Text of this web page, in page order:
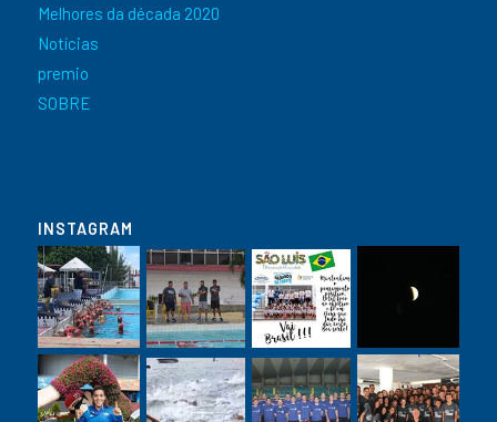
Melhores da década 2020
Notícias
premio
SOBRE
INSTAGRAM